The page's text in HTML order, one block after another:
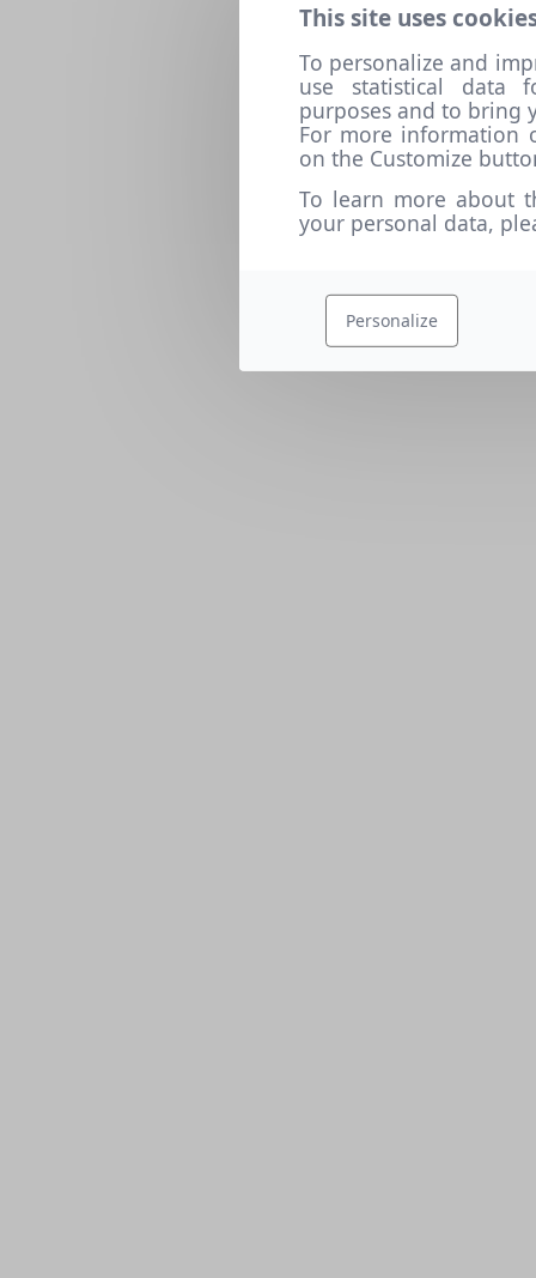
This site uses
To personalize and
use statistical data
purposes and to bring
For more information
on the Customize
To learn more about
your personal data,
Personalize